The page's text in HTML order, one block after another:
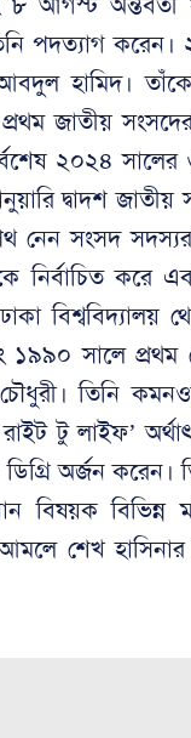
পদত্যাগ
হামিদ।
জাতীয়
২০২৪ সালের
দ্বাদশ জাতীয়
নেন সংসদ
নির্বাচিত করে
বিশ্ববিদ্যালয়
সালে প্রথম
তিনি
রাইট টু লাইফ’
অর্জন করেন।
বিষয়ক
শেখ